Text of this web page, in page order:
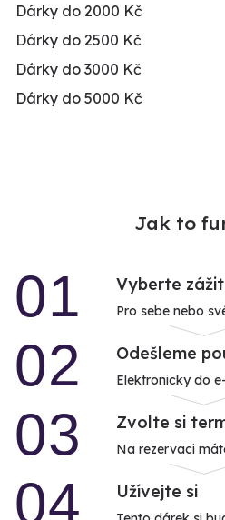
Dárky do 2000 Kč
Dárky do 2500 Kč
Dárky do 3000 Kč
Dárky do 5000 Kč
Jak to
01 Vyberte
Pro sebe nebo
02 Odešleme
Elektronicky do
03 Zvolte si
Na rezervaci
04 Užívejte si